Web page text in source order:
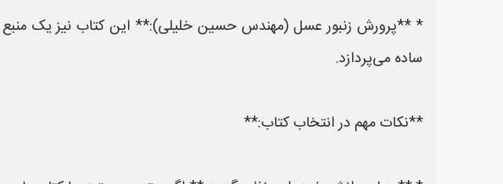
* **پرورش زنبور عسل (مهندس حسین خلیلی):** این کتاب نیز یک منبع
ساده می‌پردازد.
**نکات مهم در انتخاب کتاب:**